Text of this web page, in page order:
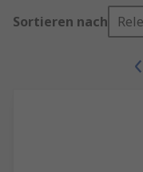
Finden Sie weitere
z. B.Robotergreifer,
Industrieroboter-
Sortiment moderner
Sortieren nach